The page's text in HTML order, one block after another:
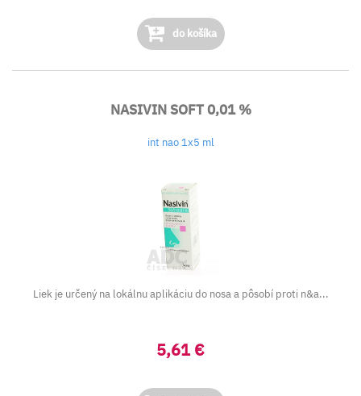
do košíka
NASIVIN SOFT 0,01 %
int nao 1x5 ml
Liek je určený na lokálnu aplikáciu do nosa a pôsobí proti n&a...
5,61 €